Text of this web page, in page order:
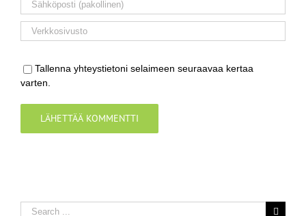
Tallenna yhteystietoni selaimeen seuraavaa kertaa
varten.
Search